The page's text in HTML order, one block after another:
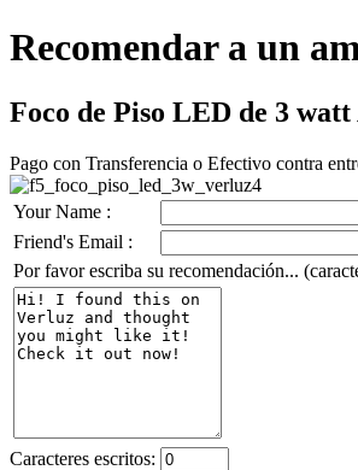
Recomendar a un
Foco de Piso LED de 3 watt
Pago con Transferencia o Efectivo contra
Your Name :
Friend's Email :
Por favor escriba su recomendación...
Caracteres escritos: